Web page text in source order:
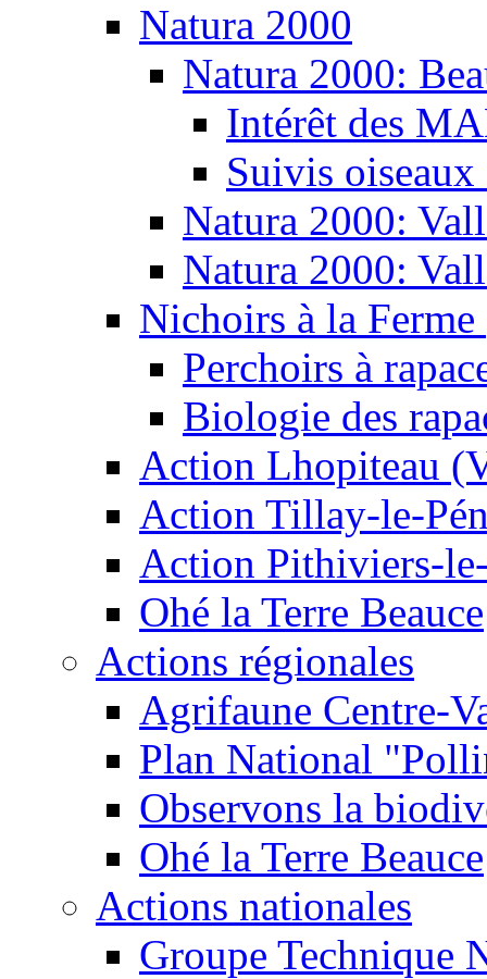
Natura 2000
Natura 2000:
Intérêt des
Suivis oiseaux
Natura 2000:
Natura 2000:
Nichoirs à la
Perchoirs à
Biologie des
Action Lhopiteau
Action Tillay-le-
Action Pithiviers-
Ohé la Terre Beauce
Actions régionales
Agrifaune Centre-
Plan National
Observons la
Ohé la Terre Beauce
Actions nationales
Groupe Technique